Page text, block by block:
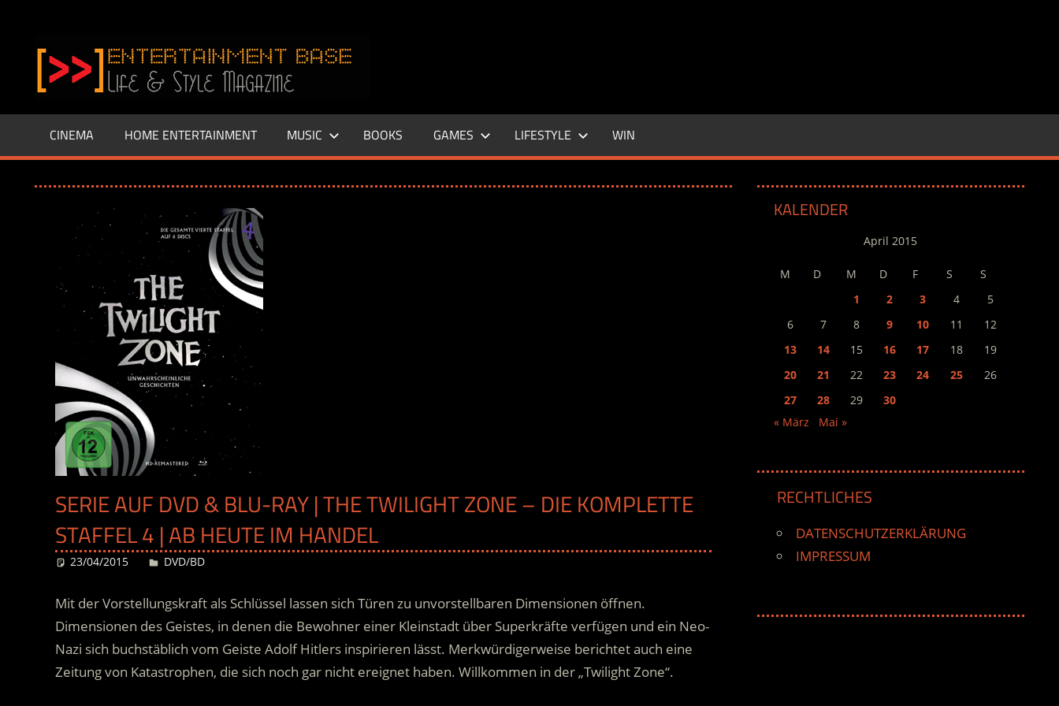
springen
–
LIFE
Base.de
CINEMA HOME ENTERTAINMENT MUSIC BOOKS GAMES LIFESTYLE WIN
SERIE AUF DVD & BLU-RAY | THE TWILIGHT ZONE – DIE KOMPLETTE
STAFFEL 4 | AB HEUTE IM HANDEL
23/04/2015 Desiree
DVD/BD
Mit der Vorstellungskraft als Schlüssel lassen sich Türen zu unvorstellbaren Dimensionen öffnen.
Dimensionen des Geistes, in denen die Bewohner einer Kleinstadt über Superkräfte verfügen und ein Neo-
Nazi sich buchstäblich vom Geiste Adolf Hitlers inspirieren lässt. Merkwürdigerweise berichtet auch eine
Zeitung von Katastrophen, die sich noch gar nicht ereignet haben. Willkommen in der „Twilight Zone“.
KALENDER
April 2015
M D M D F S
S
1
2 3 4
5
6
7 8 9 10 11
12
13
14 15 16 17 18
19
20
21 22 23 24 25
26
27
28 29
30
« März
Mai »
RECHTLICHES
DATENSCHUTZERKLÄRUNG
IMPRESSUM